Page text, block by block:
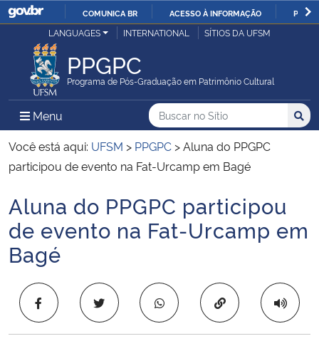
IR
COMUNICA BR ACESSO À INFORMAÇÃO
Ministério da Justiça e Segurança Pública
Ministério da Defesa
Ministério das Relações Exteriores
Ministério da Infraestrutura
Ministério da Agricultura, Pecuária e Abastecimento
Ministério da Educação
LANGUAGES INTERNATIONAL SÍTIOS DA UFSM
PPGPC
Programa de Pós-Graduação em Patrimônio Cultural
Menu Menu Principal do Sítio
Busca
Buscar no no Sítio
Busca:
Você está aqui: UFSM > PPGPC >Aluna do PPGPC
participou de evento na Fat-Urcamp em Bagé
Início do conteúdo
Aluna do PPGPC participou
de evento na Fat-Urcamp em
Bagé
Copiar para área